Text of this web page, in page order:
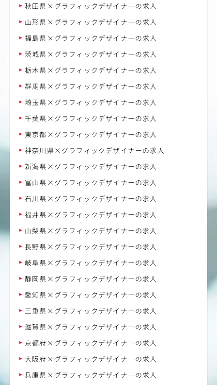
秋田県×グラフィックデザイナーの求人
山形県×グラフィックデザイナーの求人
福島県×グラフィックデザイナーの求人
茨城県×グラフィックデザイナーの求人
栃木県×グラフィックデザイナーの求人
群馬県×グラフィックデザイナーの求人
埼玉県×グラフィックデザイナーの求人
千葉県×グラフィックデザイナーの求人
東京都×グラフィックデザイナーの求人
神奈川県×グラフィックデザイナーの求人
新潟県×グラフィックデザイナーの求人
富山県×グラフィックデザイナーの求人
石川県×グラフィックデザイナーの求人
福井県×グラフィックデザイナーの求人
山梨県×グラフィックデザイナーの求人
長野県×グラフィックデザイナーの求人
岐阜県×グラフィックデザイナーの求人
静岡県×グラフィックデザイナーの求人
愛知県×グラフィックデザイナーの求人
三重県×グラフィックデザイナーの求人
滋賀県×グラフィックデザイナーの求人
京都府×グラフィックデザイナーの求人
大阪府×グラフィックデザイナーの求人
兵庫県×グラフィックデザイナーの求人